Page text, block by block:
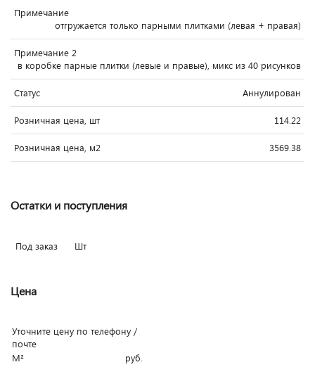
Примечание
отгружается только парными плитками (левая + правая)
Примечание 2
в коробке парные плитки (левые и правые), микс из 40 рисунков
Статус Аннулирован
Розничная цена, шт 114.22
Розничная цена, м2 3569.38
Остатки и поступления
Под заказ Шт
Цена
Уточните цену по телефону /
почте
М²
руб.